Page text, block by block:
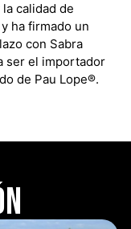
calidad de
ha firmado un
con Sabra
ser el importador
de Pau Lope®.